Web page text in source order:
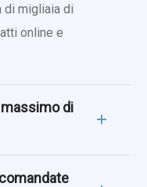
di migliaia di
online e
di